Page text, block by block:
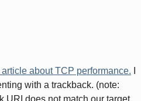
about TCP performance.
with a trackback. (note: